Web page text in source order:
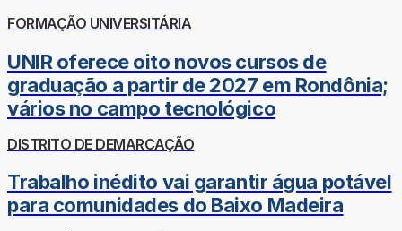
FORMAÇÃO UNIVERSITÁRIA
UNIR oferece oito novos cursos de
graduação a partir de 2027 em Rondônia;
vários no campo tecnológico
DISTRITO DE DEMARCAÇÃO
Trabalho inédito vai garantir água potável
para comunidades do Baixo Madeira